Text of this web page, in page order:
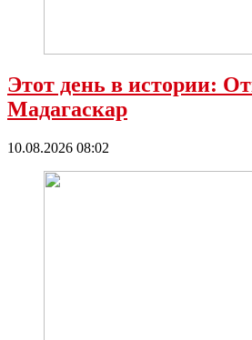
Этот день в истории:
Мадагаскар
10.08.2026 08:02